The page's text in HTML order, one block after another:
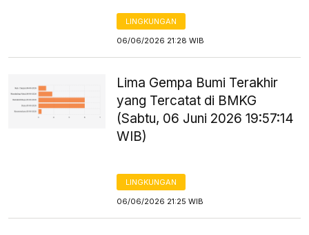
LINGKUNGAN
06/06/2026 21:28 WIB
Lima Gempa Bumi Terakhir
yang Tercatat di BMKG
(Sabtu, 06 Juni 2026 19:57:14
WIB)
LINGKUNGAN
06/06/2026 21:25 WIB